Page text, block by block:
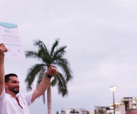
Los “cajos” Durante Su Cruce Por
Caída En Ocupación Hotelera En Mayo,
Tras Viajar A Puerto Vallarta Por Una
Para Puerto Vallarta Ante La Virgen De
Nacional Para Sembrar 6.6 Millones De
Virtual De Un Menor De 13 Años En
Las Principales Causas De
La Cultura En Mascota Con Nuevo